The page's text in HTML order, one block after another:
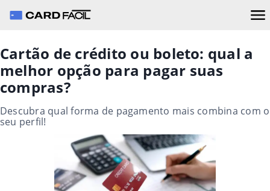
Cartão de crédito ou boleto: qual a
melhor opção para pagar suas
compras?
Descubra qual forma de pagamento mais combina com o
seu perfil!